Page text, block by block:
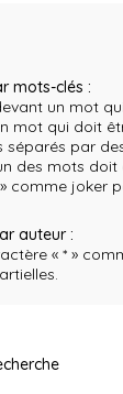
mots-clés :
un mot
mot qui doit
séparés par
des mots doit
comme joker
auteur :
« * »